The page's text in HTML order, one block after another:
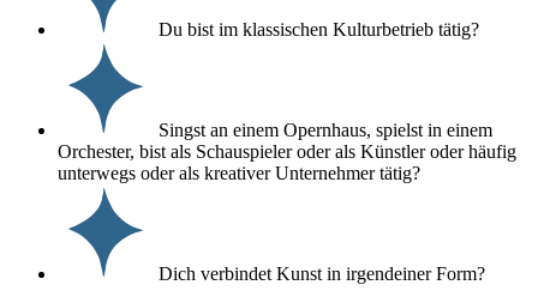
Du bist im klassischen Kulturbetrieb tätig?
Singst an einem Opernhaus, spielst in einem
Orchester, bist als Schauspieler oder als Künstler oder häufig
unterwegs oder als kreativer Unternehmer tätig?
Dich verbindet Kunst in irgendeiner Form?